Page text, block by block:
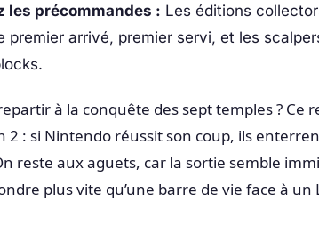
les précommandes : Les éditions
premier arrivé, premier servi, et les
à la conquête des sept temples ? Ce
2 : si Nintendo réussit son coup, ils
reste aux aguets, car la sortie semble
plus vite qu’une barre de vie face à un